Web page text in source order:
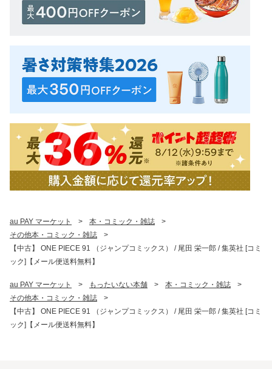
au PAY マーケット > 本・コミック・雑誌
>
その他本・コミック・雑誌
>
【中古】 ONE PIECE 91 （ジャンプコミックス） / 尾田 栄一郎 / 集英社 [コミ
ック]【メール便送料無料】
au PAY マーケット > もったいない本舗 > 本・コミック・雑誌
>
その他本・コミック・雑誌
>
【中古】 ONE PIECE 91 （ジャンプコミックス） / 尾田 栄一郎 / 集英社 [コミ
ック]【メール便送料無料】